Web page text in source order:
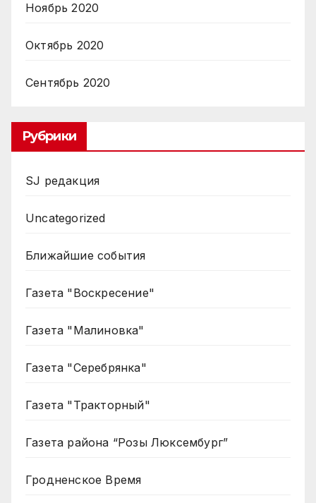
Ноябрь 2020
Октябрь 2020
Сентябрь 2020
Рубрики
SJ редакция
Uncategorized
Ближайшие события
Газета "Воскресение"
Газета "Малиновка"
Газета "Серебрянка"
Газета "Тракторный"
Газета района “Розы Люксембург”
Гродненское Время